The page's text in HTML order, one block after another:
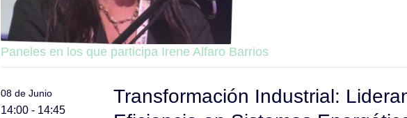
Paneles en los que participa Irene Alfaro Barrios
08 de Junio
14:00 - 14:45
Transformación Industrial: